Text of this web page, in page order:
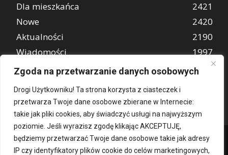
Zgoda na przetwarzanie danych osobowych
Drogi Użytkowniku! Ta strona korzysta z ciasteczek i
przetwarza Twoje dane osobowe zbierane w Internecie:
takie jak pliki cookies, aby świadczyć usługi na najwyższym
poziomie. Jeśli wyrazisz zgodę klikając AKCEPTUJĘ,
będziemy przetwarzać Twoje dane osobowe takie jak adresy
IP czy identyfikatory plików cookie do celów marketingowych,
Dla mieszkańca
2421
Nowe
2420
Aktualności
2190
Wiadomości
1997
REKLAMA
849